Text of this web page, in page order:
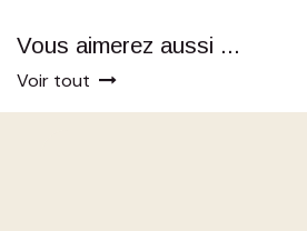
Vous aimerez aussi ...
Voir tout